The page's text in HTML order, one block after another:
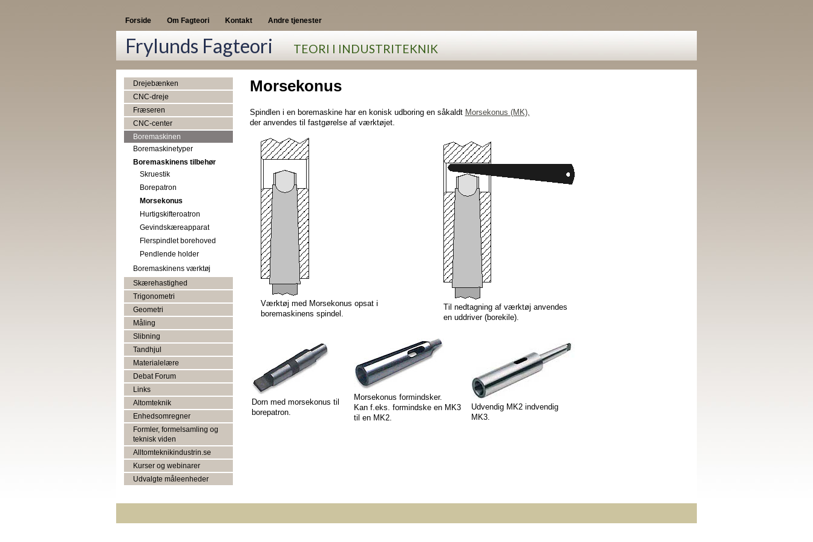
Forside Om Fagteori Kontakt Andre tjenester
Frylunds Fagteori TEORI I INDUSTRITEKNIK
Drejebænken
CNC-dreje
Fræseren
CNC-center
Boremaskinen
Boremaskinetyper
Boremaskinens tilbehør
Skruestik
Borepatron
Morsekonus
Hurtigskifteroatron
Gevindskæreapparat
Flerspindlet borehoved
Pendlende holder
Boremaskinens værktøj
Skærehastighed
Trigonometri
Geometri
Måling
Slibning
Tandhjul
Materialelære
Debat Forum
Links
Altomteknik
Enhedsomregner
Formler, formelsamling og
teknisk viden
Alltomteknikindustrin.se
Kurser og webinarer
Udvalgte måleenheder
Morsekonus
Spindlen i en boremaskine har en konisk udboring en såkaldt Morsekonus (MK),
der anvendes til fastgørelse af værktøjet.
Værktøj med Morsekonus opsat i
boremaskinens spindel.
Til nedtagning af værktøj anvendes
en uddriver (borekile).
Dorn med morsekonus til
borepatron.
Morsekonus formindsker.
Kan f.eks. formindske en MK3
til en MK2.
Udvendig MK2 indvendig
MK3.